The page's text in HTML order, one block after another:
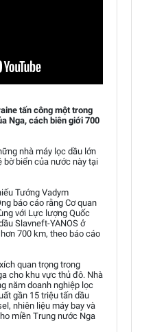
tấn công một trong
Nga, cách biên giới 700
nhà máy lọc dầu lớn
bờ biển của nước này tại
Tướng Vadym
báo cáo rằng Cơ quan
với Lực lượng Quốc
Slavneft-YANOS ở
700 km, theo báo cáo
quan trọng trong
cho khu vực thủ đô. Nhà
năm doanh nghiệp lọc
gần 15 triệu tấn dầu
nhiên liệu máy bay và
miền Trung nước Nga